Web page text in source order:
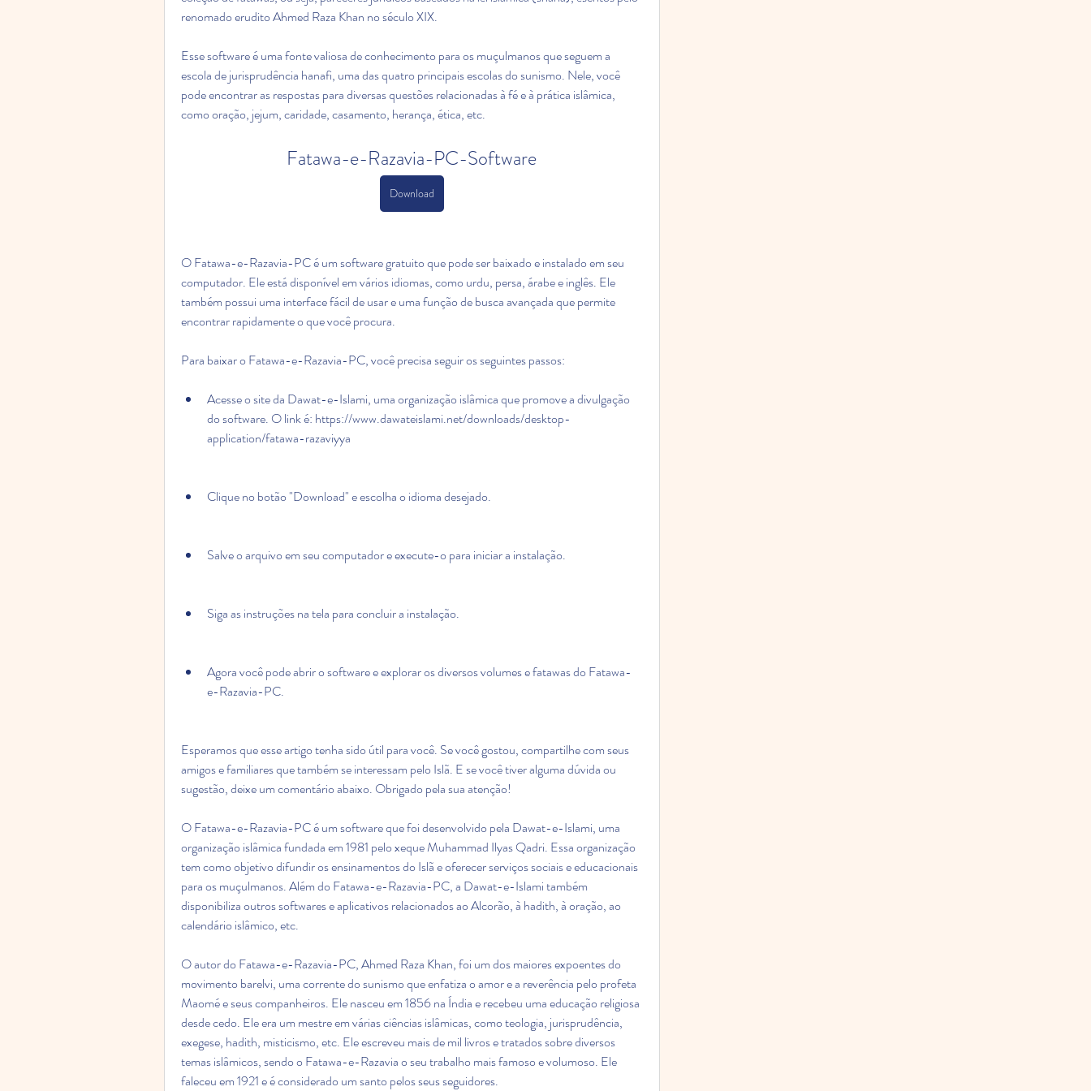
renomado erudito Ahmed Raza Khan no século XIX.
Esse software é uma fonte valiosa de conhecimento para os muçulmanos que seguem a
escola de jurisprudência hanafi, uma das quatro principais escolas do sunismo. Nele, você
pode encontrar as respostas para diversas questões relacionadas à fé e à prática islâmica,
como oração, jejum, caridade, casamento, herança, ética, etc.
Fatawa-e-Razavia-PC-Software
Download
O Fatawa-e-Razavia-PC é um software gratuito que pode ser baixado e instalado em seu
computador. Ele está disponível em vários idiomas, como urdu, persa, árabe e inglês. Ele
também possui uma interface fácil de usar e uma função de busca avançada que permite
encontrar rapidamente o que você procura.
Para baixar o Fatawa-e-Razavia-PC, você precisa seguir os seguintes passos:
Acesse o site da Dawat-e-Islami, uma organização islâmica que promove a divulgação
do software. O link é: https://www.dawateislami.net/downloads/desktop-
application/fatawa-razaviyya
Clique no botão "Download" e escolha o idioma desejado.
Salve o arquivo em seu computador e execute-o para iniciar a instalação.
Siga as instruções na tela para concluir a instalação.
Agora você pode abrir o software e explorar os diversos volumes e fatawas do Fatawa-
e-Razavia-PC.
Esperamos que esse artigo tenha sido útil para você. Se você gostou, compartilhe com seus
amigos e familiares que também se interessam pelo Islã. E se você tiver alguma dúvida ou
sugestão, deixe um comentário abaixo. Obrigado pela sua atenção!
O Fatawa-e-Razavia-PC é um software que foi desenvolvido pela Dawat-e-Islami, uma
organização islâmica fundada em 1981 pelo xeque Muhammad Ilyas Qadri. Essa organização
tem como objetivo difundir os ensinamentos do Islã e oferecer serviços sociais e educacionais
para os muçulmanos. Além do Fatawa-e-Razavia-PC, a Dawat-e-Islami também
disponibiliza outros softwares e aplicativos relacionados ao Alcorão, à hadith, à oração, ao
calendário islâmico, etc.
O autor do Fatawa-e-Razavia-PC, Ahmed Raza Khan, foi um dos maiores expoentes do
movimento barelvi, uma corrente do sunismo que enfatiza o amor e a reverência pelo profeta
Maomé e seus companheiros. Ele nasceu em 1856 na Índia e recebeu uma educação religiosa
desde cedo. Ele era um mestre em várias ciências islâmicas, como teologia, jurisprudência,
exegese, hadith, misticismo, etc. Ele escreveu mais de mil livros e tratados sobre diversos
temas islâmicos, sendo o Fatawa-e-Razavia o seu trabalho mais famoso e volumoso. Ele
faleceu em 1921 e é considerado um santo pelos seus seguidores.